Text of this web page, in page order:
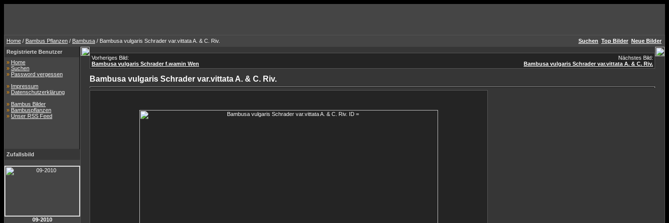
Home / Bambus Pflanzen / Bambusa / Bambusa vulgaris Schrader var.vittata A. & C. Riv. Suchen Top Bilder Neue Bilder
Registrierte Benutzer
» Home
» Suchen
» Password vergessen
» Impressum
» Datenschutzerklärung
» Bambus Bilder
» Bambuspflanzen
» Unser RSS Feed
Zufallsbild
09-2010
Vorheriges Bild:
Bambusa vulgaris Schrader f.wamin Wen
Nächstes Bild:
Bambusa vulgaris Schrader var.vittata A. & C. Riv.
Bambusa vulgaris Schrader var.vittata A. & C. Riv.